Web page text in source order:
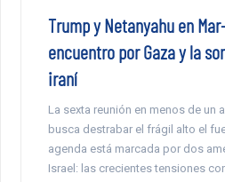
Trump y Netanyahu en
encuentro por Gaza y la
iraní
La sexta reunión en menos de un
busca destrabar el frágil alto el
agenda está marcada por dos
Israel: las crecientes tensiones